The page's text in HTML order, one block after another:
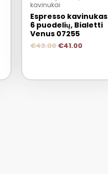
kavinukai
Espresso kavinukas
6 puodelių, Bialetti
Venus 07255
€43.00€41.00